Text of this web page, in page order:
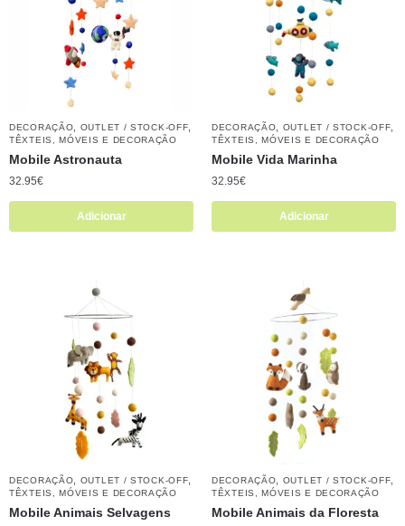
DECORAÇÃO OUTLET / STOCK-OFF
TÊXTEIS, MÓVEIS E DECORAÇÃO
Mobile Astronauta
32.95€
Adicionar
DECORAÇÃO OUTLET / STOCK-OFF
TÊXTEIS, MÓVEIS E DECORAÇÃO
Mobile Vida Marinha
32.95€
Adicionar
DECORAÇÃO OUTLET / STOCK-OFF
TÊXTEIS, MÓVEIS E DECORAÇÃO
Mobile Animais Selvagens
DECORAÇÃO OUTLET / STOCK-OFF
TÊXTEIS, MÓVEIS E DECORAÇÃO
Mobile Animais da Floresta